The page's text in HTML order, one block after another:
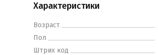
Характеристики
Возраст
Пол
Штрих код